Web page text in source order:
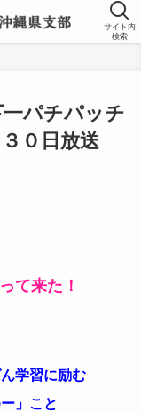
サイト内
検索
パチパッチ
０日放送
て来た！
学習に励む
」こと